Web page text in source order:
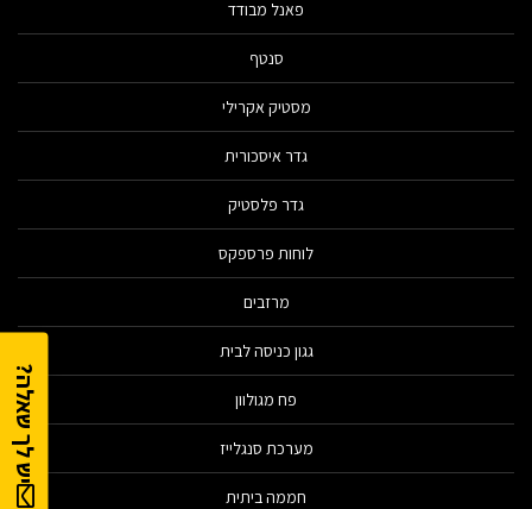
יש לך שאלה?
פאנל מבודד
סנטף
מסטיק אקרילי
גדר איסכורית
גדר פלסטיק
לוחות פרספקס
מרזבים
גגון כניסה לבית
פח מגולוון
מערכת סנגלייז
חממה ביתית